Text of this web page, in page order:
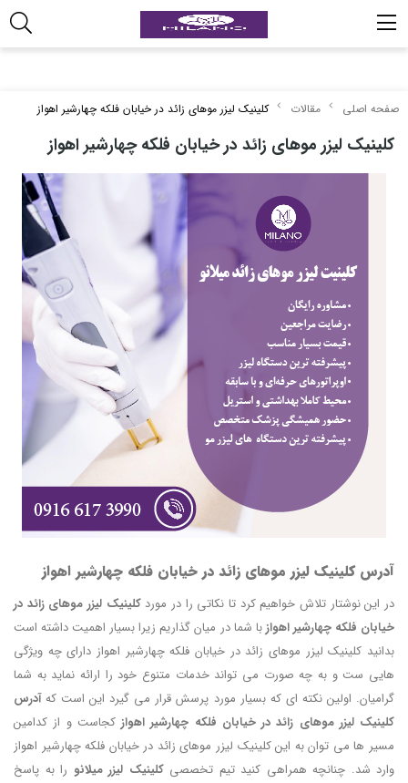
صفحه اصلی مقالات کلینیک لیزر موهای زائد در خیابان فلکه چهارشیر اهواز
کلینیک لیزر موهای زائد در خیابان فلکه چهارشیر اهواز
آدرس کلینیک لیزر موهای زائد در خیابان فلکه چهارشیر اهواز
در این نوشتار تلاش خواهیم کرد تا نکاتی را در موردکلینیک لیزر موهای زائد در
خیابان فلکه چهارشیر اهوازبا شما در میان گذاریم زیرا بسیار اهمیت داشته است
بدانید کلینیک لیزر موهای زائد در خیابان فلکه چهارشیر اهواز دارای چه ویژگی
هایی ست و به چه صورت می تواند خدمات متنوع خود را ارائه نماید به شما
گرامیان. اولین نکته ای که بسیار مورد پرسش قرار می گیرد این است کهآدرس
کلینیک لیزر موهای زائد در خیابان فلکه چهارشیر اهوازکجاست و از کدامین
مسیر ها می توان به این کلینیک لیزر موهای زائد در خیابان فلکه چهارشیر اهواز
وارد شد. چنانچه همراهی کنید تیم تخصصیکلینیک لیزر میلانو را به پاسخ